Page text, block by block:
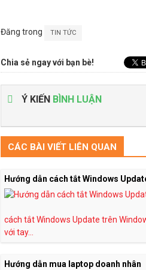
Đăng trong TIN TỨC
Chia sẻ ngay với bạn bè!
Ý KIẾN BÌNH LUẬN
CÁC BÀI VIẾT LIÊN QUAN
Hướng dẫn cách tắt Windows
cách tắt Windows Update trên
với tay...
Hướng dẫn mua laptop doanh nhân